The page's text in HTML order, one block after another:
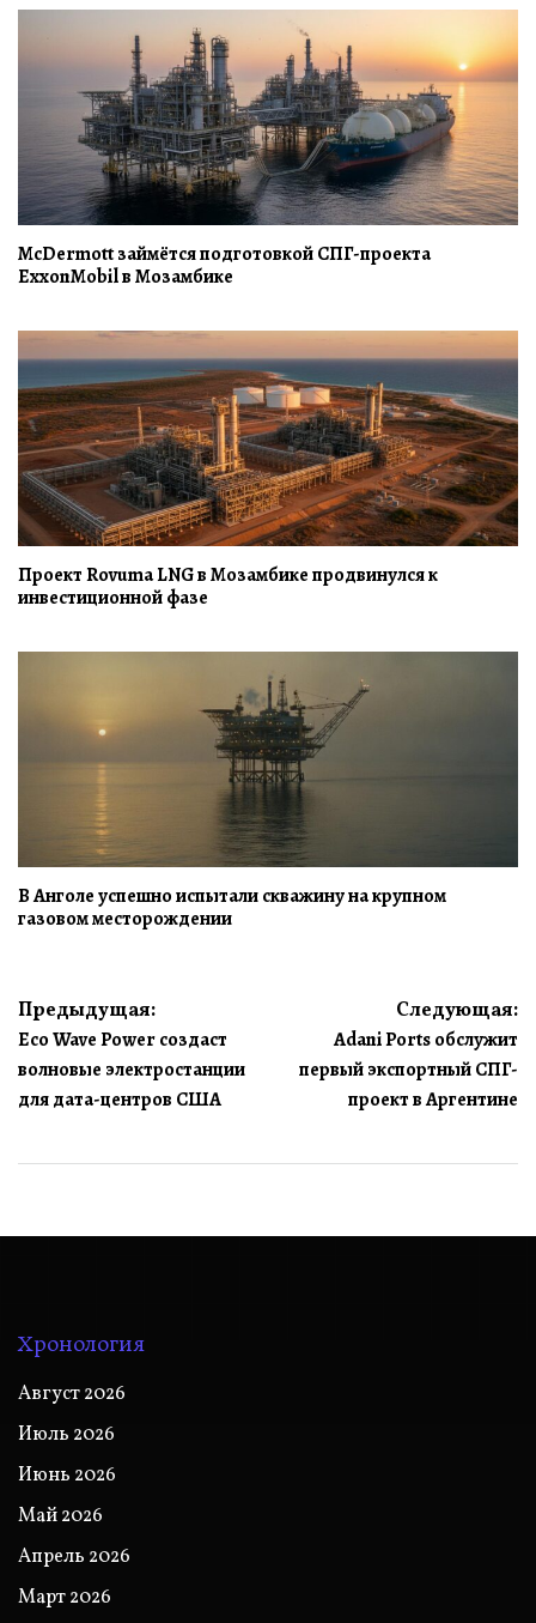
McDermott займётся подготовкой СПГ-проекта
ExxonMobil в Мозамбике
Проект Rovuma LNG в Мозамбике продвинулся к
инвестиционной фазе
В Анголе успешно испытали скважину на крупном
газовом месторождении
Навигация
по
записям
Предыдущая:
Eco Wave Power создаст
волновые электростанции
для дата-центров США
Следующая:
Adani Ports обслужит
первый экспортный СПГ-
проект в Аргентине
Хронология
Август 2026
Июль 2026
Июнь 2026
Май 2026
Апрель 2026
Март 2026